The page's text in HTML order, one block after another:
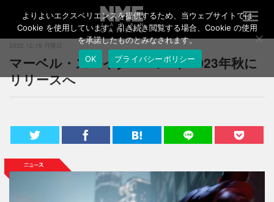
T
o
g
l
a
a
2022.12.19 月曜日
マーベル・スパイダーマン2、2023年秋に
リリースへ
よりよいエクスペリエンスを提供するため、当ウェブサイトでは
Cookie を使用しています。引き続き閲覧する場合、Cookie の使用
を承諾したものとみなされます。
OK
プライバシーポリシー